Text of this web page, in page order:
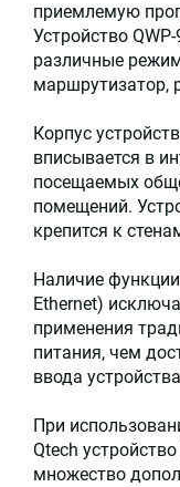
приемлемую
Устройство
различные
маршрутизатор,
Корпус
вписывается в
посещаемых
помещений.
крепится к
Наличие
Ethernet)
применения
питания, чем
ввода
При
Qtech
множество